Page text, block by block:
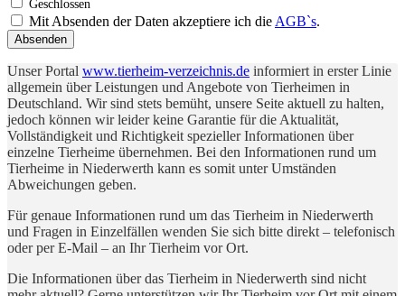
Mit Absenden der Daten akzeptiere ich die AGB`s.
Absenden
Unser Portal www.tierheim-verzeichnis.de informiert in erster Linie
allgemein über Leistungen und Angebote von Tierheimen in
Deutschland. Wir sind stets bemüht, unsere Seite aktuell zu halten,
jedoch können wir leider keine Garantie für die Aktualität,
Vollständigkeit und Richtigkeit spezieller Informationen über
einzelne Tierheime übernehmen. Bei den Informationen rund um
Tierheime in Niederwerth kann es somit unter Umständen
Abweichungen geben.
Für genaue Informationen rund um das Tierheim in Niederwerth
und Fragen in Einzelfällen wenden Sie sich bitte direkt – telefonisch
oder per E-Mail – an Ihr Tierheim vor Ort.
Die Informationen über das Tierheim in Niederwerth sind nicht